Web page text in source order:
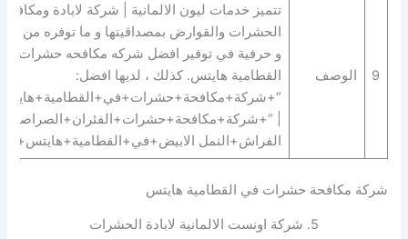
9 الوصف
تتميز خدمات ليون الالمانية | شركة لابادة ومكافحة
الحشرات والقوارض بمصداقيتها و ما توفره من
و حرفية في توفير افضل شركه مكافحه حشرات
القطامية هايتس. كذلك ، لديها افضل:
|
الفراش+النمل الابيض+في+القطامية+هايتس+”.
شركة مكافحة حشرات في القطامية هايتس
5. شركة اونست الالمانية لابادة الحشرات